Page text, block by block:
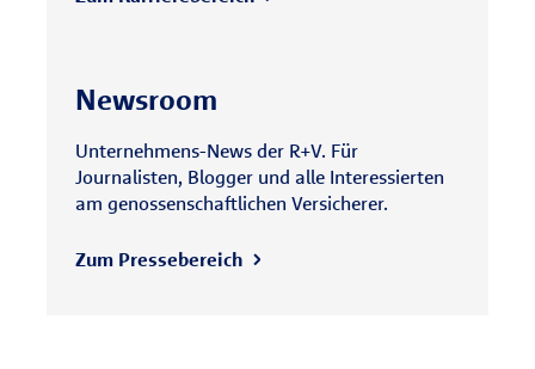
Newsroom
Unternehmens-News der R+V. Für
Journalisten, Blogger und alle Interessierten
am genossenschaftlichen Versicherer.
Zum Pressebereich